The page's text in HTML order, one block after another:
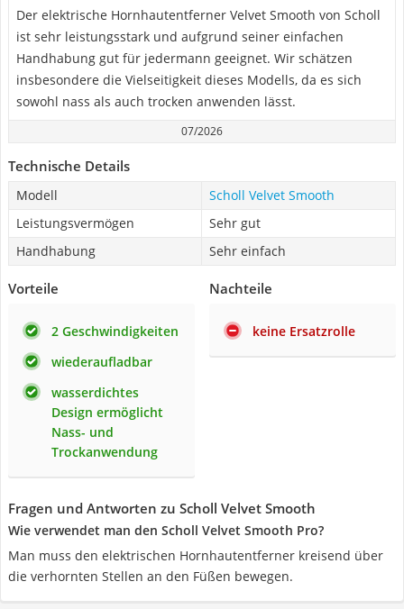
Der elektrische Hornhautentferner Velvet Smooth von Scholl
ist sehr leistungsstark und aufgrund seiner einfachen
Handhabung gut für jedermann geeignet. Wir schätzen
insbesondere die Vielseitigkeit dieses Modells, da es sich
sowohl nass als auch trocken anwenden lässt.
07/2026
Technische Details
Modell
Scholl Velvet Smooth
Leistungsvermögen
Sehr gut
Handhabung
Sehr einfach
Vorteile
2 Geschwindigkeiten
wiederaufladbar
wasserdichtes
Design ermöglicht
Nass- und
Trockanwendung
Nachteile
keine Ersatzrolle
Fragen und Antworten zu Scholl Velvet Smooth
Wie verwendet man den Scholl Velvet Smooth Pro?
Man muss den elektrischen Hornhautentferner kreisend über
die verhornten Stellen an den Füßen bewegen.